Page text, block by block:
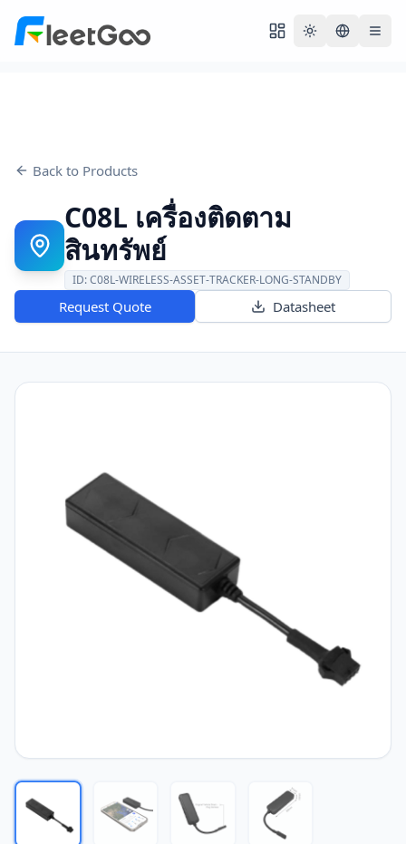
Toggle theme
Back to Products
C08L เครื่องติดตาม
สินทรัพย์
ID:C08L-WIRELESS-ASSET-TRACKER-LONG-STANDBY
Request Quote Datasheet